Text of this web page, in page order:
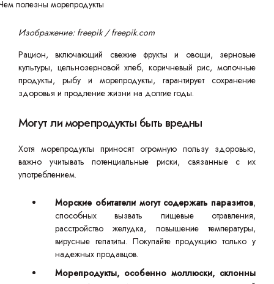
Изображение: freepik / freepik.com
Рацион, включающий свежие фрукты и овощи, зерновые
культуры, цельнозерновой хлеб, коричневый рис, молочные
продукты, рыбу и морепродукты, гарантирует сохранение
здоровья и продление жизни на долгие годы.
Могут ли морепродукты быть вредны
Хотя морепродукты приносят огромную пользу здоровью,
важно учитывать потенциальные риски, связанные с их
употреблением.
Морские обитатели могут содержать паразитов,
способных вызвать пищевые отравления,
расстройство желудка, повышение температуры,
вирусные гепатиты. Покупайте продукцию только у
надежных продавцов.
Морепродукты, особенно моллюски, склонны